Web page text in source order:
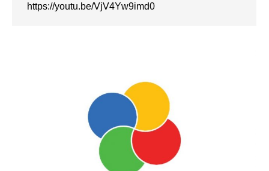
https://youtu.be/VjV4Yw9imd0